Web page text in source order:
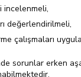
incelenmeli,
değerlendirilmeli,
çalışmaları
sorunlar erken